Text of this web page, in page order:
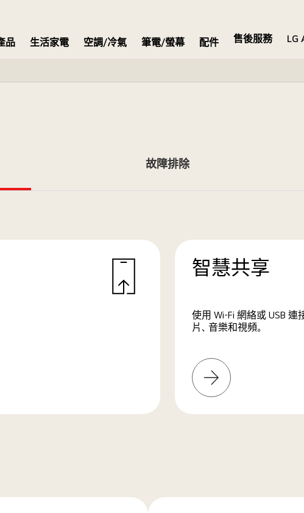
品 生活家電 空調/冷氣 筆電/螢幕 配件 售後服務
LG
故障排除
智慧共享
使用 Wi-Fi 網絡或 USB
片、音樂和視頻。
解
更